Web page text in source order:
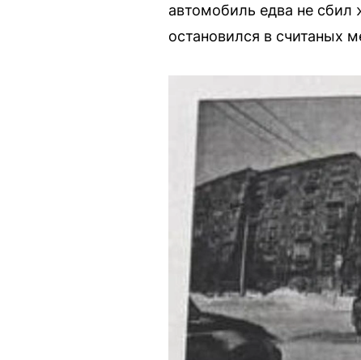
автомобиль едва не
остановился в считаных